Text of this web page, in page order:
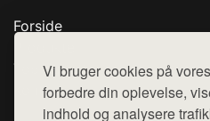
Vi bruger cookies på
forbedre din oplevelse,
indhold og analysere
Forside
Top Rabatter
Kontakt